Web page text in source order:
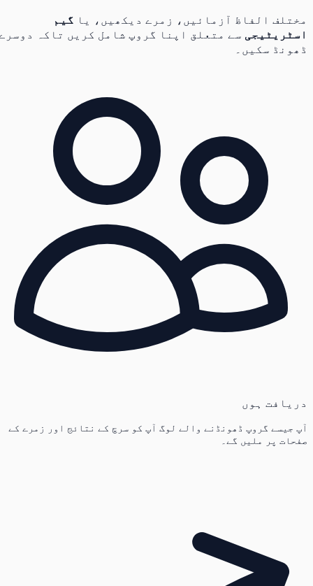
مختلف الفاظ آزمائیں، زمرے دیکھیں، یا گیم
اسٹریٹیجیسے متعلق اپنا گروپ شامل کریں تاکہ دوسرے
ڈھونڈ سکیں۔
دریافت ہوں
آپ جیسے گروپ ڈھونڈنے والے لوگ آپ کو سرچ کے نتائج اور زمرے کے
صفحات پر ملیں گے۔